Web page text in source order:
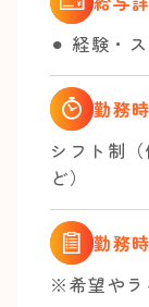
⚫︎ 経験・
勤務
シフト制
ど）
勤務
※希望やラ